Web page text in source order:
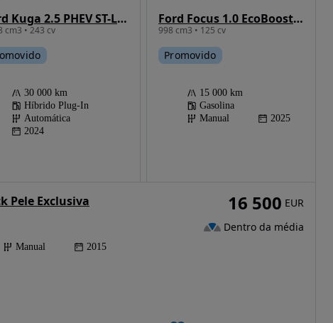
Ford Kuga 2.5 PHEV ST-Line
cm3 • 243 cv
30 000 km
Híbrido Plug-In
Automática
2024
Ford Focus 1.0 EcoBoost MHEV Active X
998 cm3 • 125 cv
Promovido
15 000 km
Gasolina
Manual
2025
Pele Exclusiva
Manual 2015
16 500 EUR
Dentro da média